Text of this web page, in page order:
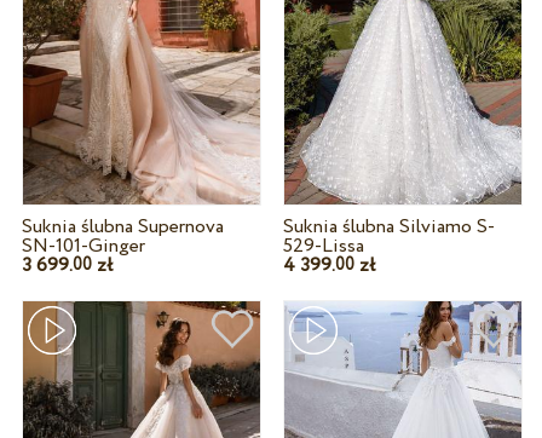
Suknia ślubna Supernova
SN-101-Ginger
3 699.00zł
Suknia ślubna Silviamo S-
529-Lissa
4 399.00 zł